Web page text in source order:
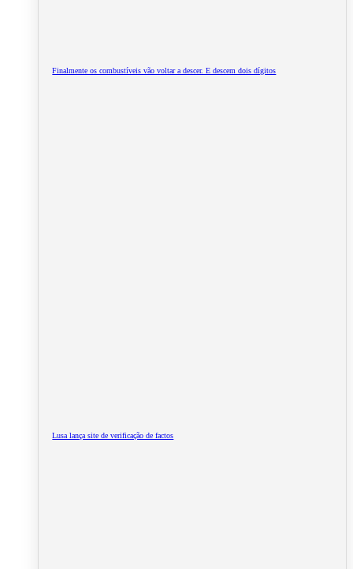
Finalmente os combustíveis vão voltar a descer. E descem dois dígitos
Lusa lança site de verificação de factos